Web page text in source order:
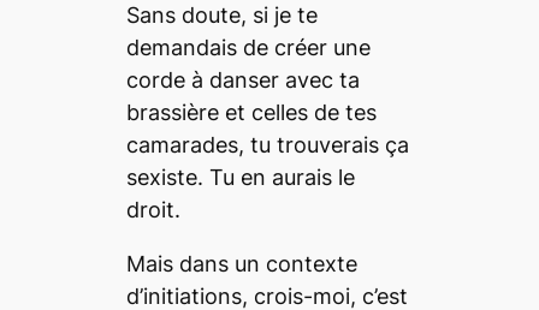
Sans doute, si je te
demandais de créer une
corde à danser avec ta
brassière et celles de tes
camarades, tu trouverais ça
sexiste. Tu en aurais le
droit.
Mais dans un contexte
d’initiations, crois-moi, c’est